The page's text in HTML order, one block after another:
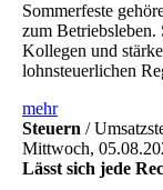
Sommerfeste
zum Betriebsleben.
Kollegen und
lohnsteuerlichen
mehr
Steuern /
Mittwoch,
Lässt sich jede